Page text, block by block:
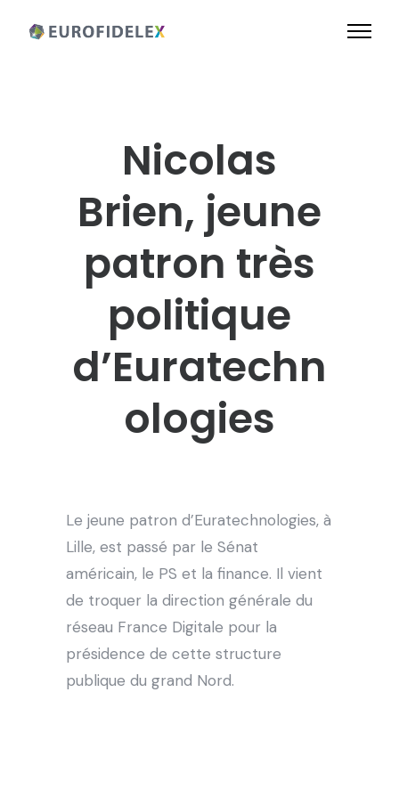
Nicolas
Brien, jeune
patron très
politique
d’Euratechn
ologies
Le jeune patron d’Euratechnologies, à
Lille, est passé par le Sénat
américain, le PS et la finance. Il vient
de troquer la direction générale du
réseau France Digitale pour la
présidence de cette structure
publique du grand Nord.